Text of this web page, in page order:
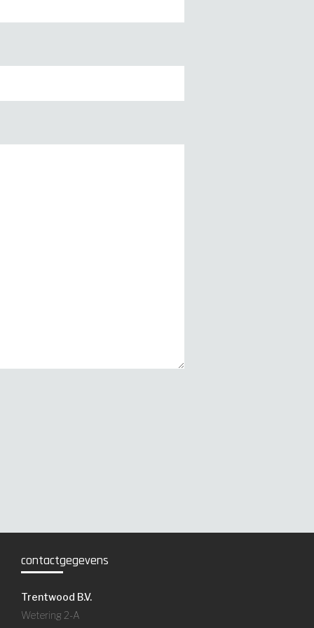
contactgegevens
Trentwood B.V.
Wetering 2-A